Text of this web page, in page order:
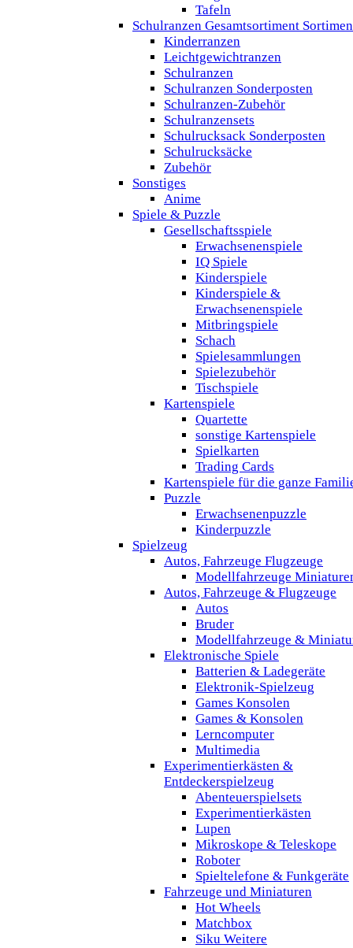
Tafeln
Schulranzen Gesamtsortiment
Kinderranzen
Leichtgewichtranzen
Schulranzen
Schulranzen Sonderposten
Schulranzen-Zubehör
Schulranzensets
Schulrucksack Sonderposten
Schulrucksäcke
Zubehör
Sonstiges
Anime
Spiele & Puzzle
Gesellschaftsspiele
Erwachsenenspiele
IQ Spiele
Kinderspiele
Kinderspiele &
Erwachsenenspiele
Mitbringspiele
Schach
Spielesammlungen
Spielezubehör
Tischspiele
Kartenspiele
Quartette
sonstige Kartenspiele
Spielkarten
Trading Cards
Kartenspiele für die ganze
Puzzle
Erwachsenenpuzzle
Kinderpuzzle
Spielzeug
Autos, Fahrzeuge Flugzeuge
Modellfahrzeuge
Autos, Fahrzeuge & Flugzeuge
Autos
Bruder
Modellfahrzeuge &
Elektronische Spiele
Batterien & Ladegeräte
Elektronik-Spielzeug
Games Konsolen
Games & Konsolen
Lerncomputer
Multimedia
Experimentierkästen &
Entdeckerspielzeug
Abenteuerspielsets
Experimentierkästen
Lupen
Mikroskope & Teleskope
Roboter
Spieltelefone & Funkgeräte
Fahrzeuge und Miniaturen
Hot Wheels
Matchbox
Siku Weitere